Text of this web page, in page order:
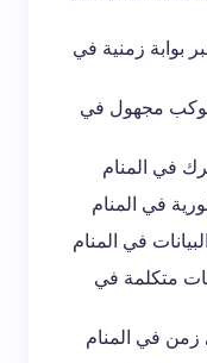
بوابة زمنية في
مجهول في
في المنام
في المنام
في المنام
متكلمة في
زمن في المنام